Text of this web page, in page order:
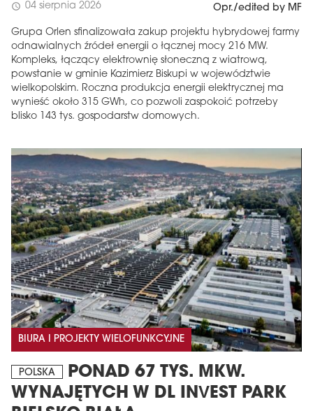
schedule 04 sierpnia 2026 Opr./edited by MF
Grupa Orlen sfinalizowała zakup projektu hybrydowej farmy
odnawialnych źródeł energii o łącznej mocy 216 MW.
Kompleks, łączący elektrownię słoneczną z wiatrową,
powstanie w gminie Kazimierz Biskupi w województwie
wielkopolskim. Roczna produkcja energii elektrycznej ma
wynieść około 315 GWh, co pozwoli zaspokoić potrzeby
blisko 143 tys. gospodarstw domowych.
BIURA I PROJEKTY WIELOFUNKCYJNE
POLSKA
PONAD 67 TYS. MKW.
WYNAJĘTYCH W DL INVEST PARK